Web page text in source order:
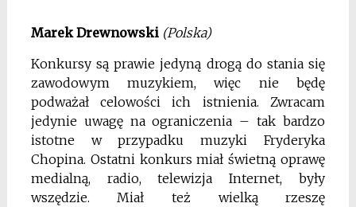
Marek Drewnowski (Polska)
Konkursy są prawie jedyną drogą do stania się
zawodowym muzykiem, więc nie będę
podważał celowości ich istnienia. Zwracam
jedynie uwagę na ograniczenia – tak bardzo
istotne w przypadku muzyki Fryderyka
Chopina. Ostatni konkurs miał świetną oprawę
medialną, radio, telewizja Internet, były
wszędzie. Miał też wielką rzeszę